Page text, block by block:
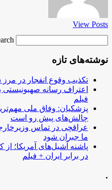
View Posts
…
نوشته‌های تازه
تکذیب وقوع انفجار در
اعتراف رسانه صهیونیستی
فیلم
پزشکیان: وفاق ملی
چالش‌های پیش رو است
عراقچی در تماس
ما جبران شود
پاشنه آشیل‌های آمریکا؛
در برابر ایران + فیلم
.